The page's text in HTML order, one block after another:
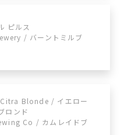
ピルス
/ バーントミルブ
Blonde / イエロー
ロンド
Co / カムレイドブ